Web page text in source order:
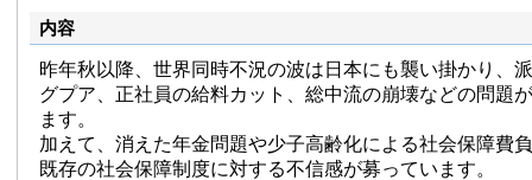
内容
昨年秋以降、世界同時不況の波は日本にも襲い掛かり、
グプア、正社員の給料カット、総中流の崩壊などの問題
ます。
加えて、消えた年金問題や少子高齢化による社会保障費
既存の社会保障制度に対する不信感が募っています。